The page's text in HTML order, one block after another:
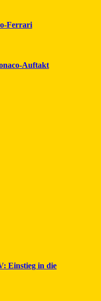
Ferrari
Auftakt
Einstieg in die